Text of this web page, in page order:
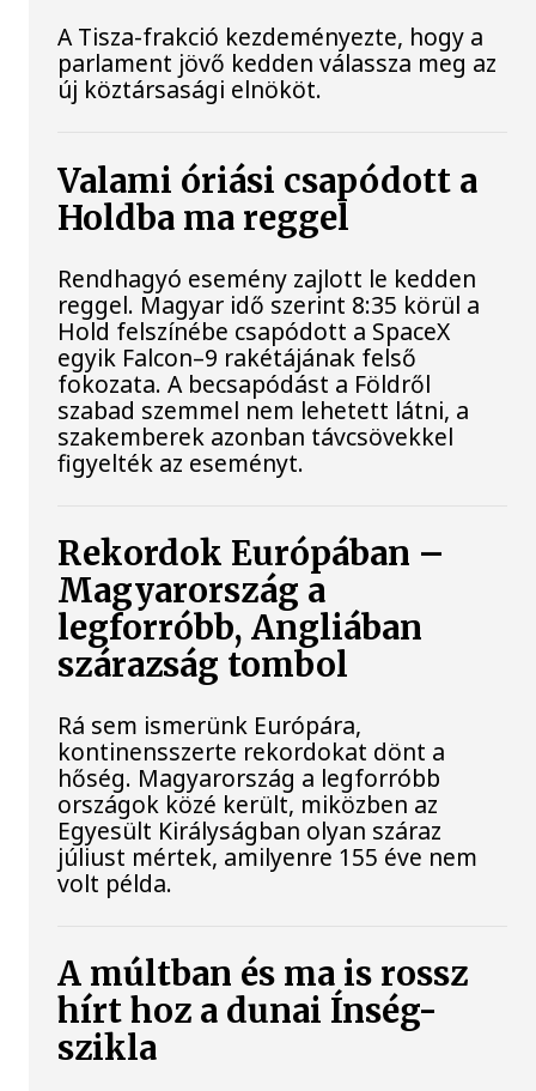
A Tisza-frakció kezdeményezte, hogy a
parlament jövő kedden válassza meg az
új köztársasági elnököt.
Valami óriási csapódott a
Holdba ma reggel
Rendhagyó esemény zajlott le kedden
reggel. Magyar idő szerint 8:35 körül a
Hold felszínébe csapódott a SpaceX
egyik Falcon–9 rakétájának felső
fokozata. A becsapódást a Földről
szabad szemmel nem lehetett látni, a
szakemberek azonban távcsövekkel
figyelték az eseményt.
Rekordok Európában –
Magyarország a
legforróbb, Angliában
szárazság tombol
Rá sem ismerünk Európára,
kontinensszerte rekordokat dönt a
hőség. Magyarország a legforróbb
országok közé került, miközben az
Egyesült Királyságban olyan száraz
júliust mértek, amilyenre 155 éve nem
volt példa.
A múltban és ma is rossz
hírt hoz a dunai Ínség-
szikla